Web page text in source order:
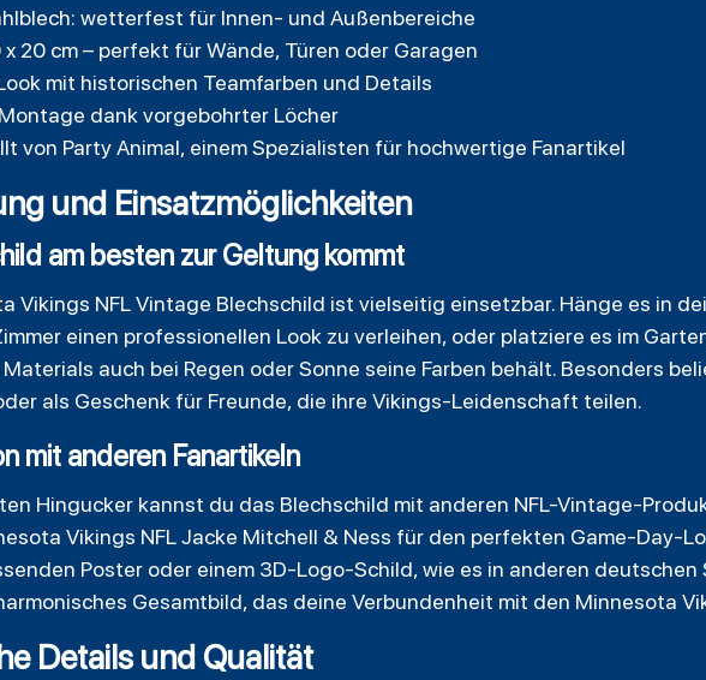
wetterfest für Innen- und Außenbereiche
20 cm – perfekt für Wände, Türen oder Garagen
mit historischen Teamfarben und Details
dank vorgebohrter Löcher
von Party Animal, einem Spezialisten für hochwertige Fanartikel
und Einsatzmöglichkeiten
am besten zur Geltung kommt
Vikings NFL Vintage Blechschild ist vielseitig einsetzbar. Hänge es in
einen professionellen Look zu verleihen, oder platziere es im
auch bei Regen oder Sonne seine Farben behält. Besonders
als Geschenk für Freunde, die ihre Vikings-Leidenschaft teilen.
mit anderen Fanartikeln
Hingucker kannst du das Blechschild mit anderen NFL-Vintage-
Vikings NFL Jacke Mitchell & Ness für den perfekten Game-Day-
Poster oder einem 3D-Logo-Schild, wie es in anderen deutschen
Gesamtbild, das deine Verbundenheit mit den Minnesota
Details und Qualität